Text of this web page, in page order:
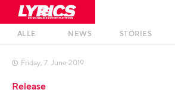
ALLE NEWS STORIES
 Friday, 7. June 2019
Release